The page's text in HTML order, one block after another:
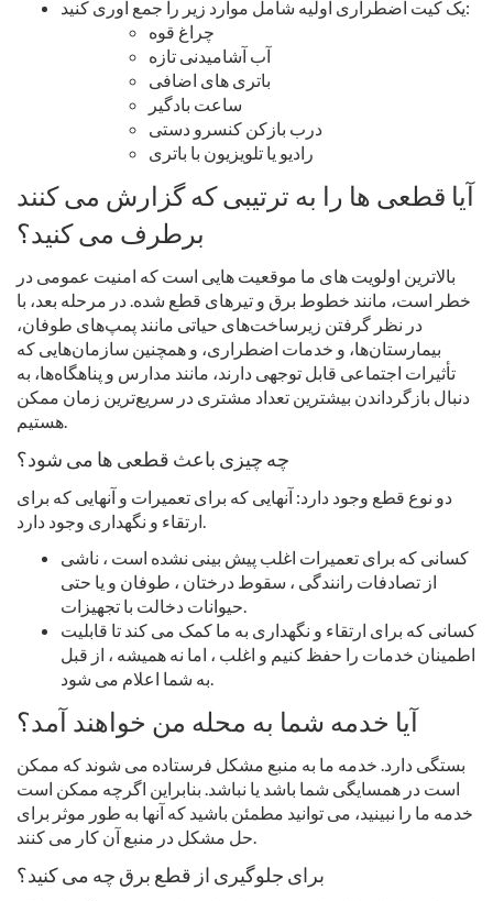
یک کیت اضطراری اولیه شامل موارد زیر را جمع آوری کنید:
چراغ قوه
آب آشامیدنی تازه
باتری های اضافی
ساعت بادگیر
درب بازکن کنسرو دستی
رادیو یا تلویزیون با باتری
آیا قطعی ها را به ترتیبی که گزارش می کنند
بالاترین اولویت های ما موقعیت هایی است که امنیت عمومی در
خطر است، مانند خطوط برق و تیرهای قطع شده. در مرحله بعد، با
در نظر گرفتن زیرساخت‌های حیاتی مانند پمپ‌های طوفان،
بیمارستان‌ها، و خدمات اضطراری، و همچنین سازمان‌هایی که
تأثیرات اجتماعی قابل توجهی دارند، مانند مدارس و پناهگاه‌ها، به
دنبال بازگرداندن بیشترین تعداد مشتری در سریع‌ترین زمان ممکن
هستیم.
چه چیزی باعث قطعی ها می شود؟
دو نوع قطع وجود دارد: آنهایی که برای تعمیرات و آنهایی که برای
ارتقاء و نگهداری وجود دارد.
کسانی که برای تعمیرات اغلب پیش بینی نشده است ، ناشی
از تصادفات رانندگی ، سقوط درختان ، طوفان و یا حتی
حیوانات دخالت با تجهیزات.
کسانی که برای ارتقاء و نگهداری به ما کمک می کند تا قابلیت
اطمینان خدمات را حفظ کنیم و اغلب ، اما نه همیشه ، از قبل
به شما اعلام می شود.
آیا خدمه شما به محله من خواهند آمد؟
بستگی دارد. خدمه ما به منبع مشکل فرستاده می شوند که ممکن
است در همسایگی شما باشد یا نباشد. بنابراین اگرچه ممکن است
خدمه ما را نبینید، می توانید مطمئن باشید که آنها به طور موثر برای
حل مشکل در منبع آن کار می کنند.
برای جلوگیری از قطع برق چه می کنید؟